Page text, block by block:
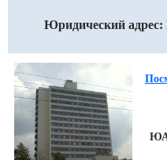
Юридический адрес: